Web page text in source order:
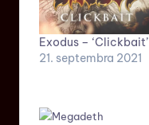
Exodus – ‘Clickbait’
21. septembra 2021